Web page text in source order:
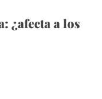
¿afecta a los